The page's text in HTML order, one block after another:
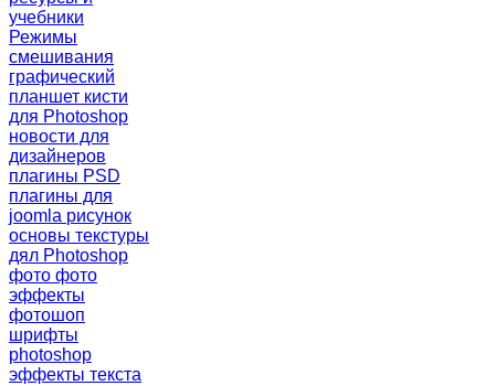
учебники
Режимы
смешивания
графический
планшет кисти
для Photoshop
новости для
дизайнеров
плагины PSD
плагины для
joomla рисунок
основы текстуры
дял Photoshop
фото фото
эффекты
фотошоп
шрифты
photoshop
эффекты текста